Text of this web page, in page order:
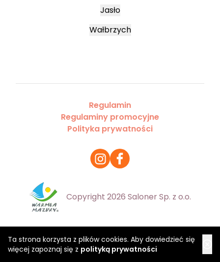
Ta strona korzysta z plików cookies. Aby dowiedzieć się
więcej zapoznaj się z polityką prywatności
Jasło
Wałbrzych
Regulamin
Regulaminy promocyjne
Polityka prywatności
Copyright 2026 Saloner Sp. z o.o.